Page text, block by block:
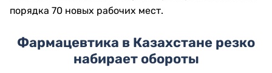
порядка 70 новых рабочих мест.
Фармацевтика в Казахстане резко
набирает обороты